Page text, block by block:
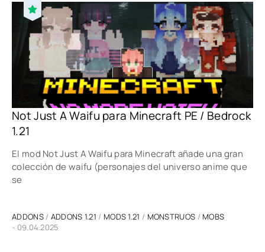
Not Just A Waifu para Minecraft PE / Bedrock
1.21
El mod Not Just A Waifu para Minecraft añade una gran
colección de waifu (personajes del universo anime que
se
ADDONS/ ADDONS 1.21 / MODS 1.21 / MONSTRUOS / MOBS
- 09.04.2025